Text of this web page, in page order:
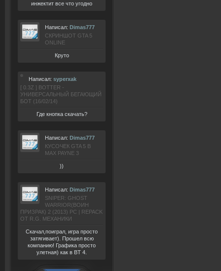
инжектит все что угодно
Написал: Dimas777
СКРИНШОТ GTA 5
ONLINE
Круто
Написал: syperxak
[ 0.3Z ] BOTTER -
УНИВЕРСАЛЬНЫЙ БЕГАЮЩИЙ
БОТ (16/02/14)
Где кнопка скачать?
Написал: Dimas777
КУСОЧЕК GTA 5 В
MAX PAYNE 3
))
Написал: Dimas777
SNIPER: GHOST
WARRIOR(ВОИН
ПРИЗРАК) 2 (2013) РС | REPACK
ОТ R.G. МЕХАНИКИ
Скачал,поиграл, игра просто
затягивает). Прошел всю
компанию! Графика просто
улетная) как в BT 4.